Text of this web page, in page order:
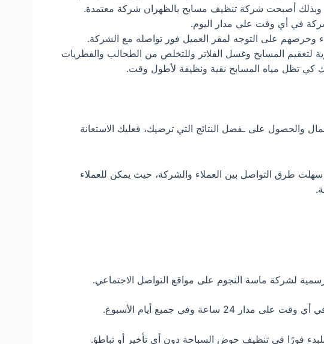
وبذلك أصبحت شركة تنظيف مسابح بالظهران شركة معتمدة.
في أي وقت على مدار اليوم.
وحرصهم على التوجه لمقر العميل فور تواصله مع الشركة.
لتعقيم المسابح وغسل الفلاتر وللتخلص من الطحالب والفطريات
كي تظل مياه المسابح نقية ونظيفة لأطول وقت.
والحصول على ـفضل النتائج التي ترضيك، فعليك الاستعانة
طرق التواصل بين العملاء والشركة، حيث يمكن للعملاء
لشركة ماسة النجوم على مواقع التواصل الاجتماعي.
ساعة وفي جميع أيام الأسبوع.
فورًا في تنظيف حوض السباحة دون أي تأخير أو تباطؤ.